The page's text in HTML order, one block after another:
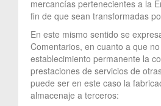
mercancías pertenecientes a la
fin de que sean transformadas
En este mismo sentido se
Comentarios, en cuanto a que
establecimiento permanente la
prestaciones de servicios de
puede ser en este caso la
almacenaje a terceros: